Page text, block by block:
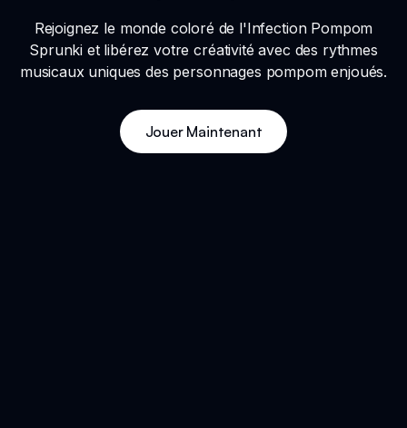
Rejoignez le monde coloré de l'Infection Pompom
Sprunki et libérez votre créativité avec des rythmes
musicaux uniques des personnages pompom enjoués.
Jouer Maintenant